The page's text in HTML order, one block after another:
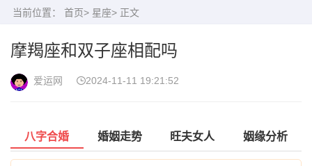
当前位置： 首页> 星座> 正文
摩羯座和双子座相配吗
爱运网 2024-11-11 19:21:52
八字合婚 婚姻走势 旺夫女人 姻缘分析